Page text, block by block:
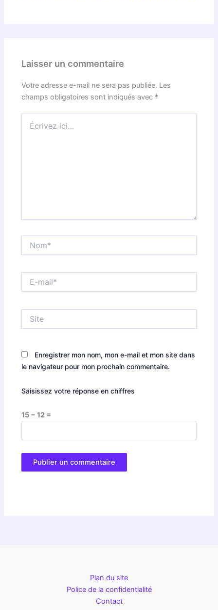
Laisser un commentaire
Votre adresse e-mail ne sera pas publiée. Les
champs obligatoires sont indiqués avec *
ici…
mail*
Enregistrer mon nom, mon e-mail et mon site dans
le navigateur pour mon prochain commentaire.
Saisissez votre réponse en chiffres
15 − 12 =
Plan du site
Police de la confidentialité
Contact